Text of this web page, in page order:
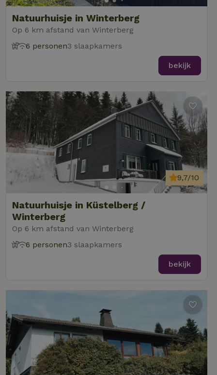
Natuurhuisje in Winterberg
Op 6 km afstand van Winterberg
6 personen3 slaapkamers
bekijk
Natuurhuisje in Küstelberg /
Winterberg
Op 6 km afstand van Winterberg
9,7/10
6 personen3 slaapkamers
bekijk